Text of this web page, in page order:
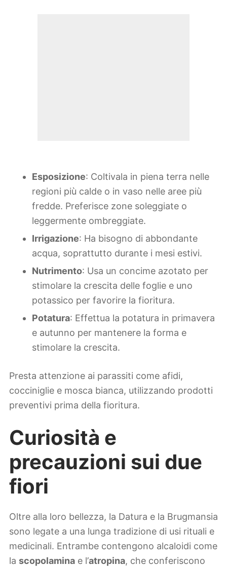
Esposizione: Coltivala in piena terra nelle
regioni più calde o in vaso nelle aree più
fredde. Preferisce zone soleggiate o
leggermente ombreggiate.
Irrigazione: Ha bisogno di abbondante
acqua, soprattutto durante i mesi estivi.
Nutrimento: Usa un concime azotato per
stimolare la crescita delle foglie e uno
potassico per favorire la fioritura.
Potatura: Effettua la potatura in primavera
e autunno per mantenere la forma e
stimolare la crescita.
Presta attenzione ai parassiti come afidi,
cocciniglie e mosca bianca, utilizzando prodotti
preventivi prima della fioritura.
Curiosità e
precauzioni sui due
fiori
Oltre alla loro bellezza, la Datura e la Brugmansia
sono legate a una lunga tradizione di usi rituali e
medicinali. Entrambe contengono alcaloidi come
la scopolamina e l’atropina, che conferiscono